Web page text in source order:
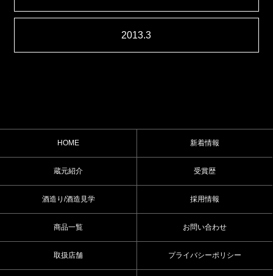
2013.3
HOME
蔵元紹介
酒造り/酒造見学
商品一覧
取扱店舗
新着情報
受賞歴
採用情報
お問い合わせ
プライバシーポリシー